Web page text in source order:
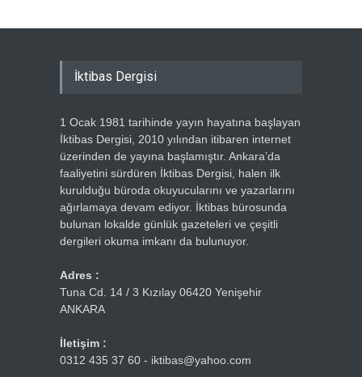
İktibas Dergisi
1 Ocak 1981 tarihinde yayın hayatına başlayan
İktibas Dergisi, 2010 yılından itibaren internet
üzerinden de yayına başlamıştır. Ankara’da
faaliyetini sürdüren İktibas Dergisi, halen ilk
kurulduğu büroda okuyucularını ve yazarlarını
ağırlamaya devam ediyor. İktibas bürosunda
bulunan lokalde günlük gazeteleri ve çeşitli
dergileri okuma imkanı da bulunuyor.
Adres :
Tuna Cd. 14 / 3 Kızılay 06420 Yenişehir
ANKARA
İletişim :
0312 435 37 60 - iktibas@yahoo.com